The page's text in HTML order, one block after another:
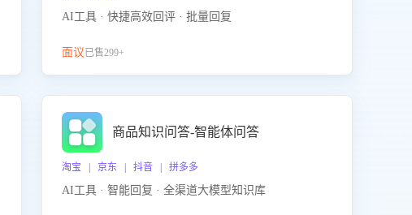
AI工具 · 快捷高效回评 · 批量回复
面议已售299+
商品知识问答-智能体问答
淘宝 | 京东 | 抖音 | 拼多多
AI工具 · 智能回复 · 全渠道大模型知识库